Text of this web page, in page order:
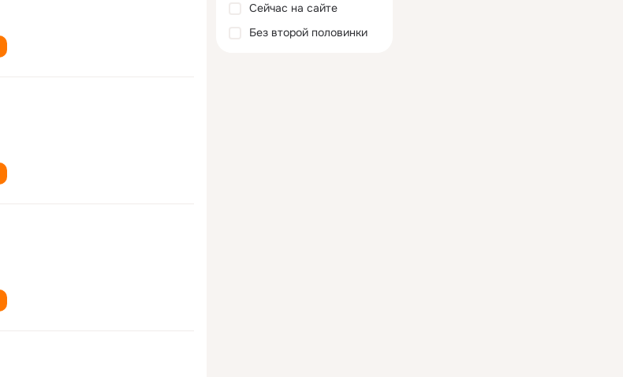
Сейчас на сайте
Без второй половинки